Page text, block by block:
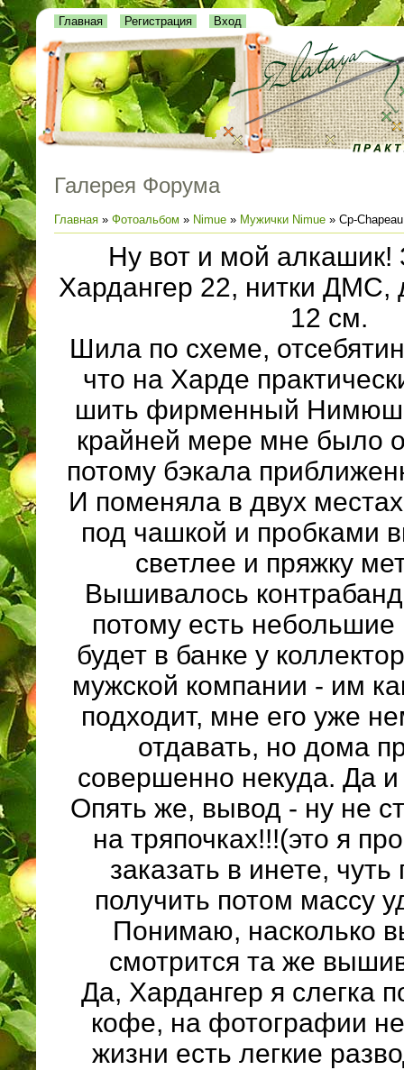
Главная Регистрация Вход
Галерея Форума
Главная » Фотоальбом » Nimue » Мужички Nimue » Cp-
Ну вот и мой алкашик!
Хардангер 22, нитки ДМС,
12 см.
Шила по схеме,
что на Харде
шить фирменный
крайней мере мне было
потому бэкала
И поменяла в двух
под чашкой и пробками
светлее и пряжку
Вышивалось
потому есть небольшие
будет в банке у
мужской компании - им
подходит, мне его уже
отдавать, но дома
совершенно некуда. Да
Опять же, вывод - ну не
на тряпочках!!!(это я
заказать в инете, чуть
получить потом массу
Понимаю, насколько
смотрится та же
Да, Хардангер я слегка
кофе, на фотографии
жизни есть легкие